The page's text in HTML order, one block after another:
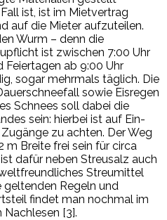
ist, ist im Mietvertrag
auf die Mieter aufzuteilen.
Wurm – denn die
ist zwischen 7:00 Uhr
Feiertagen ab 9:00 Uhr
sogar mehrmals täglich. Die
sowie Eisregen
Schnees soll dabei die
sein: hierbei ist auf Ein-
zu achten. Der Weg
Breite frei sein für circa
dafür neben Streusalz auch
Streumittel
Regeln und
findet man nochmal im
[3].